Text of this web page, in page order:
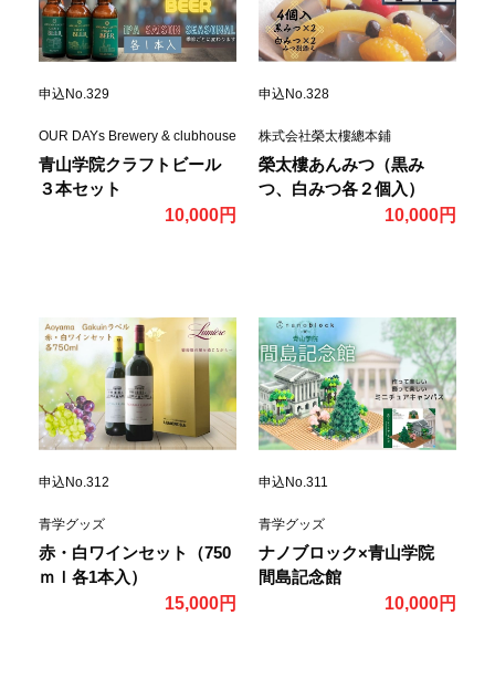
申込No.329
OUR DAYs Brewery & clubhouse
青山学院クラフトビール
３本セット
10,000円
申込No.328
株式会社榮太樓總本鋪
榮太樓あんみつ（黒み
つ、白みつ各２個入）
10,000円
申込No.312
青学グッズ
赤・白ワインセット（750
ｍｌ各1本入）
15,000円
申込No.311
青学グッズ
ナノブロック×青山学院
間島記念館
10,000円